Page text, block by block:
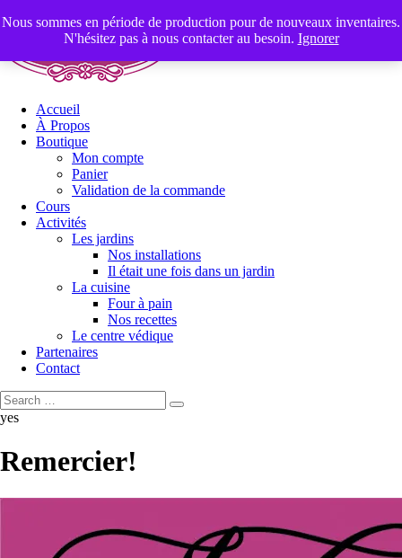
Accueil
À Propos
Boutique
Mon compte
Panier
Validation de la commande
Cours
Activités
Les jardins
Nos installations
Il était une fois dans un jardin
La cuisine
Four à pain
Nos recettes
Le centre védique
Partenaires
Contact
yes
Remercier!
Nous sommes en période de production pour de nouveaux inventaires.
N'hésitez pas à nous contacter au besoin. Ignorer